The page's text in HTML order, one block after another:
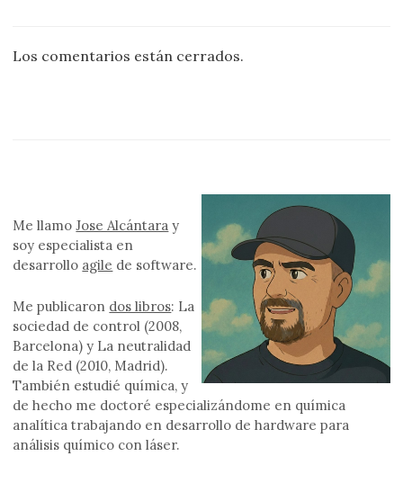
Los comentarios están cerrados.
Me llamoJose Alcántara y
soy especialista en
desarrollo agile de software.
Me publicaron dos libros: La
sociedad de control (2008,
Barcelona) y La neutralidad
de la Red (2010, Madrid).
También estudié química, y
de hecho me doctoré especializándome en química
analítica trabajando en desarrollo de hardware para
análisis químico con láser.